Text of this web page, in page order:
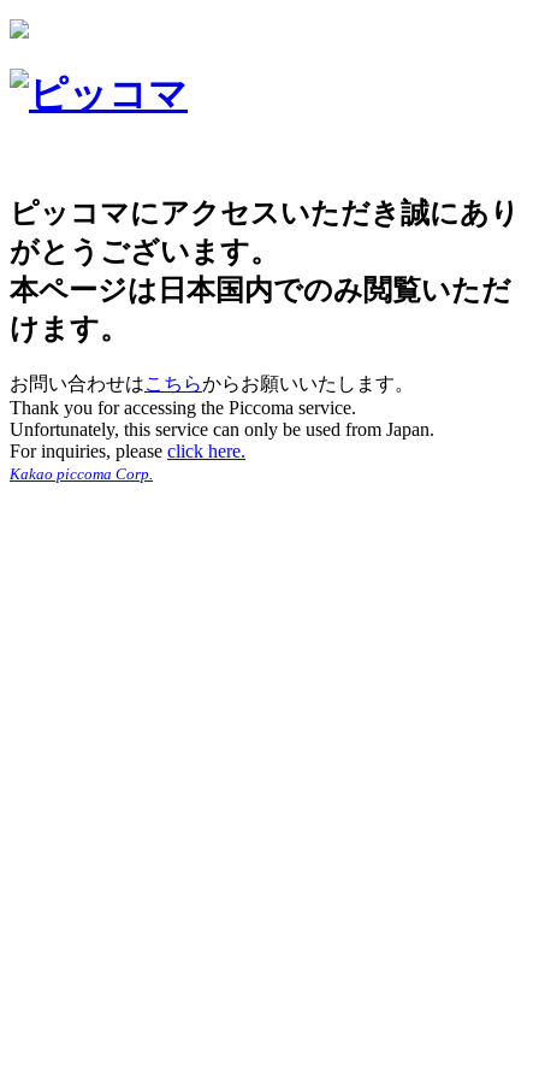
ピッコマにアクセスいただき誠にあり
がとうございます。
本ページは日本国内でのみ閲覧いただ
けます。
お問い合わせはこちらからお願いいたします。
Thank you for accessing the Piccoma service.
Unfortunately, this service can only be used from Japan.
For inquiries, please click here.
Kakao piccoma Corp.